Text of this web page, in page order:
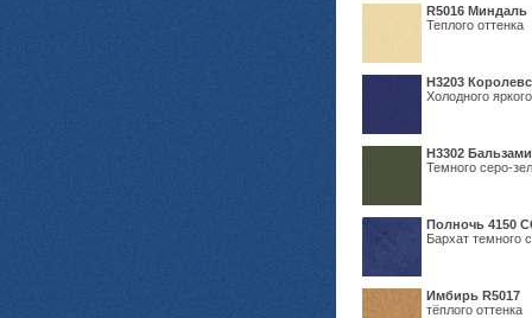
R5016 Миндаль
Теплого оттенка
Н3203
Холодного
Н3302
Темного серо-
Полночь 4150
Бархат темного
Имбирь R5017
тёплого оттенка